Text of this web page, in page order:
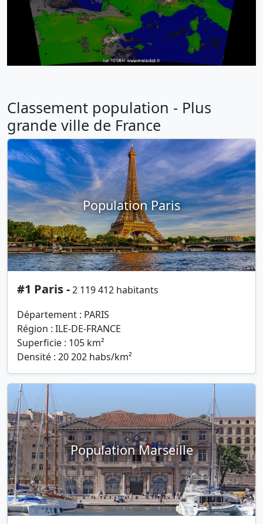
Classement population - Plus
grande ville de France
Population Paris
#1 Paris -2 119 412 habitants
Département : PARIS
Région : ILE-DE-FRANCE
Superficie : 105 km²
Densité : 20 202 habs/km²
Population Marseille